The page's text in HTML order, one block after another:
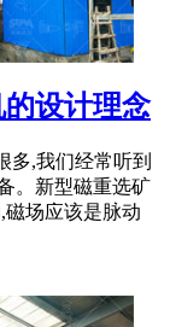
设计理念
多,我们经常听到
。新型磁重选矿
场应该是脉动